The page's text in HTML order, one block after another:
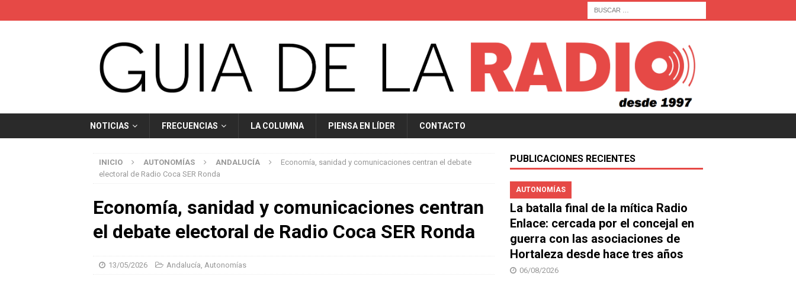
NOTICIAS FRECUENCIAS LA COLUMNA PIENSA EN LÍDER CONTACTO
INICIO AUTONOMÍAS ANDALUCÍA
Economía, sanidad y comunicaciones centran el debate
electoral de Radio Coca SER Ronda
Economía, sanidad y comunicaciones centran
el debate electoral de Radio Coca SER Ronda
13/05/2026 Andalucía Autonomías
PUBLICACIONES RECIENTES
AUTONOMÍAS
La batalla final de la mítica Radio
Enlace: cercada por el concejal en
guerra con las asociaciones de
Hortaleza desde hace tres años
06/08/2026